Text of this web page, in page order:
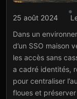
Intégration API
SSO
Voir le projet
25 août 2024
Dans un
d’un SSO maison
les accès sans
a cadré identités,
pour centraliser
floues et